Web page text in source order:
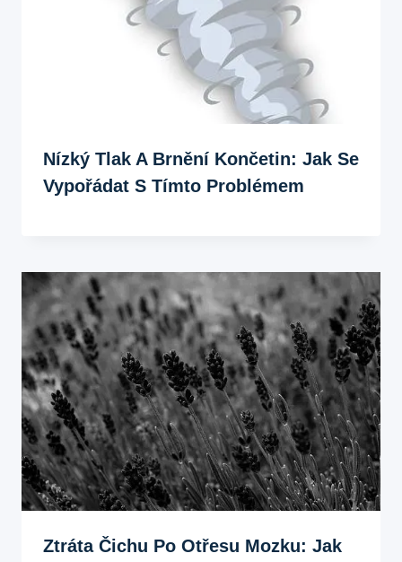
Nízký Tlak A Brnění Končetin: Jak Se
Vypořádat S Tímto Problémem
Ztráta Čichu Po Otřesu Mozku: Jak